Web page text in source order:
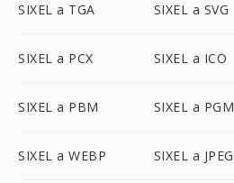
SIXEL a TGA SIXEL a SVG
SIXEL a PCX SIXEL a ICO
SIXEL a PBM SIXEL a PGM
SIXEL a WEBP SIXEL a JPEG